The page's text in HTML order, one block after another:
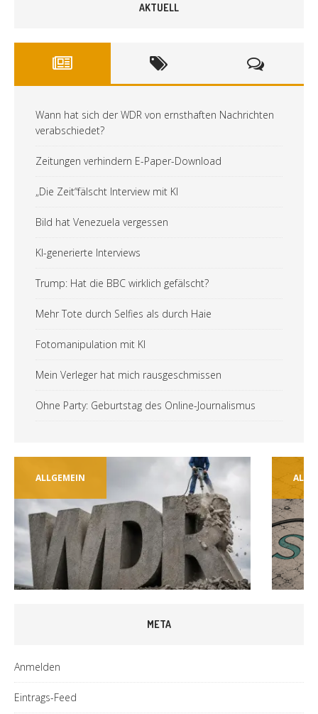
AKTUELL
Wann hat sich der WDR von ernsthaften Nachrichten
verabschiedet?
Zeitungen verhindern E-Paper-Download
„Die Zeit“fälscht Interview mit KI
Bild hat Venezuela vergessen
KI-generierte Interviews
Trump: Hat die BBC wirklich gefälscht?
Mehr Tote durch Selfies als durch Haie
Fotomanipulation mit KI
Mein Verleger hat mich rausgeschmissen
Ohne Party: Geburtstag des Online-Journalismus
ALLGEMEIN
META
Anmelden
Eintrags-Feed